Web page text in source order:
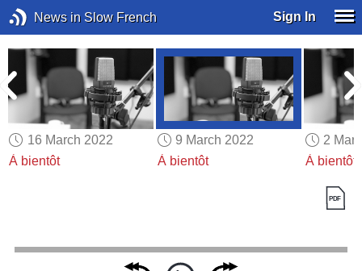
News in Slow French Sign In
16 March 2022
À bientôt
9 March 2022
À bientôt
2
À bientôt